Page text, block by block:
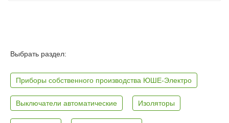
Выбрать раздел:
Приборы собственного производства ЮШЕ-Электро
Выключатели автоматические Изоляторы